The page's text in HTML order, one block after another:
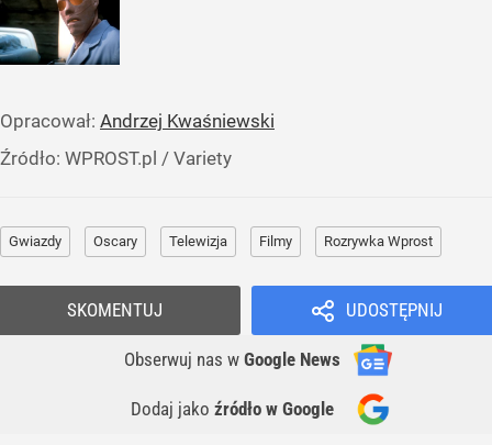
Opracował: Andrzej Kwaśniewski
Źródło: WPROST.pl / Variety
Gwiazdy Oscary Telewizja Filmy Rozrywka Wprost
UDOSTĘPNIJ
Obserwuj nas w Google News
Dodaj jako źródło w Google
SKOMENTUJ